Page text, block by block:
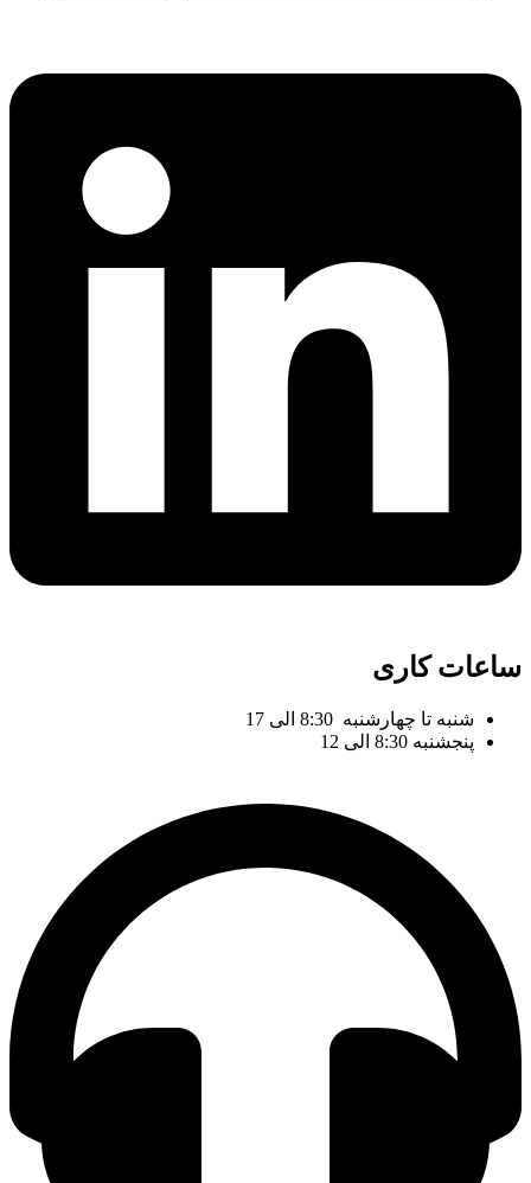
ساعات کاری
شنبه تا چهارشنبه 8:30 الی 17
پنجشنبه 8:30 الی 12